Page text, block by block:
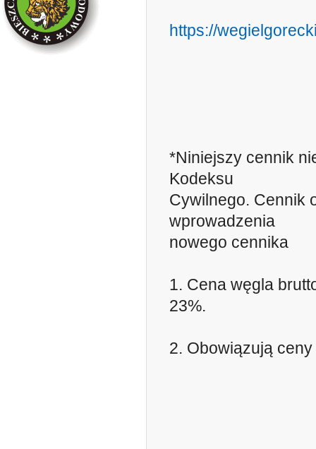
https://
*Niniejszy cennik
Kodeksu
Cywilnego. Cennik
wprowadzenia
nowego cennika
1. Cena węgla
23%.
2. Obowiązują